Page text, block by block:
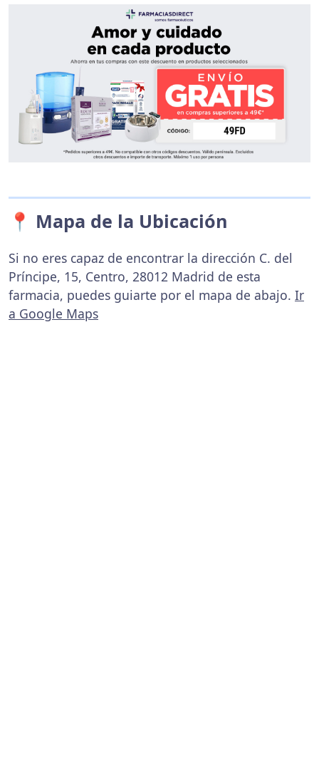
📍 Mapa de la Ubicación
Si no eres capaz de encontrar la dirección C. del
Príncipe, 15, Centro, 28012 Madrid de esta
farmacia, puedes guiarte por el mapa de abajo. Ir
a Google Maps